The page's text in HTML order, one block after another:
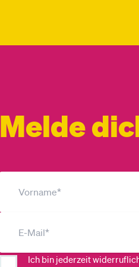
Melde
Ich bin jederzeit